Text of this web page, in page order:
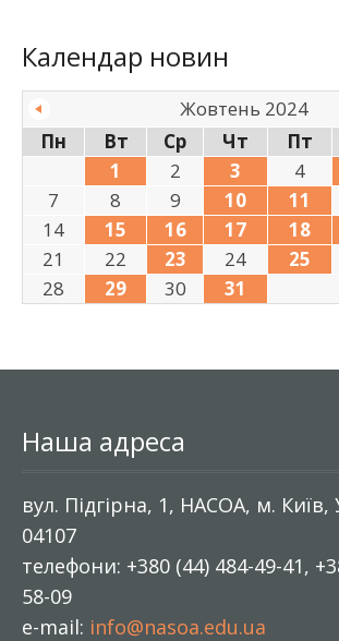
Календар новин
Жовтень 2024
Пн
Вт Ср Чт Пт
1
2 3 4
7
8 9 10 11
14
15 16 17 18
21
22 23 24 25
28
29 30 31
Наша адреса
вул. Підгірна, 1, НАСОА, м. Київ,
04107
телефони: +380 (44) 484-49-41,
58-09
e-mail: info@nasoa.edu.ua